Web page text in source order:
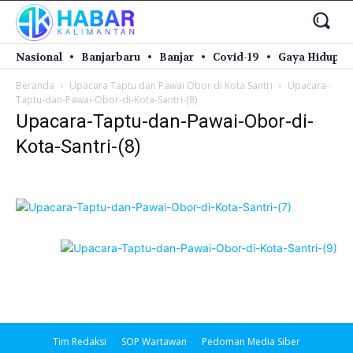
Nasional Banjarbaru Banjar Covid-19 Gaya Hidup
Beranda Upacara Taptu dan Pawai Obor di Kota Santri
Upacara-
Taptu-dan-Pawai-Obor-di-Kota-Santri-(8)
Upacara-Taptu-dan-Pawai-Obor-di-
Kota-Santri-(8)
Tim Redaksi SOP Wartawan Pedoman Media Siber